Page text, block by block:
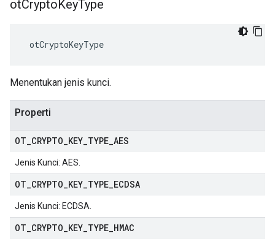
otCryptoKeyType
otCryptoKeyType
Menentukan jenis kunci.
Properti
OT CRYPTO KEY TYPE AES
Jenis Kunci: AES.
OT CRYPTO KEY TYPE ECDSA
Jenis Kunci: ECDSA.
OT CRYPTO KEY TYPE HMAC